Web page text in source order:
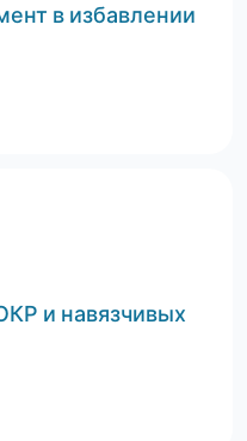
в избавлении
и навязчивых